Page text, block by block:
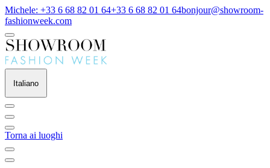
Michele: +33 6 68 82 01 64+33 6 68 82 01 64bonjour@showroom-
fashionweek.com
Italiano
Torna ai luoghi